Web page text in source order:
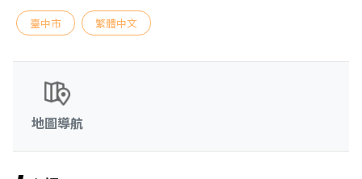
臺中市 繁體中文
地圖導航